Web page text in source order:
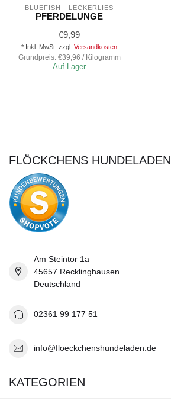
BLUEFISH - LECKERLIES
PFERDELUNGE
€9,99
* Inkl. MwSt. zzgl. Versandkosten
Grundpreis: €39,96 / Kilogramm
Auf Lager
FLÖCKCHENS HUNDELADEN
Am Steintor 1a
45657 Recklinghausen
Deutschland
02361 99 177 51
info@floeckchenshundeladen.de
KATEGORIEN